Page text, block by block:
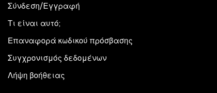
Σύνδεση/Εγγραφή
Τι είναι αυτό;
Επαναφορά κωδικού πρόσβασης
Συγχρονισμός δεδομένων
Λήψη βοήθειας